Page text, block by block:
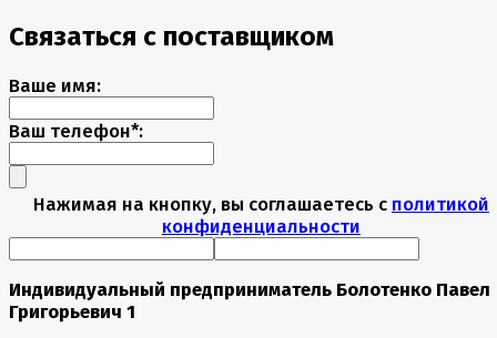
Связаться с поставщиком
Ваше имя:
Ваш телефон*:
Нажимая на кнопку, вы соглашаетесь с политикой
конфиденциальности
Индивидуальный предприниматель Болотенко Павел
Григорьевич 1